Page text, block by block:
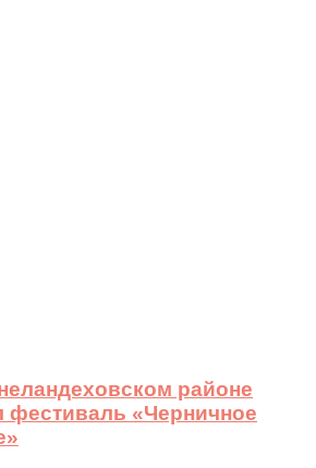
районе
фестиваль «Черничное